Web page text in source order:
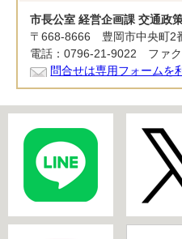
市長公室 経営企画課 交通政
〒668-8666 豊岡市中央町2
電話：0796-21-9022 ファ
問合せは専用フォームを